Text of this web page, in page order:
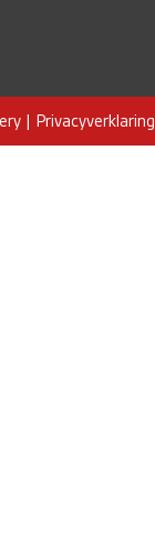
| Privacyverklaring